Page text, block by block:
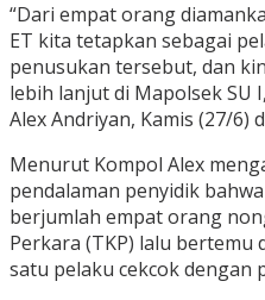
“Dari empat orang
ET kita tetapkan sebagai
penusukan tersebut, dan
lebih lanjut di Mapolsek SU
Alex Andriyan, Kamis (27/6)
Menurut Kompol Alex
pendalaman penyidik
berjumlah empat orang
Perkara (TKP) lalu bertemu
satu pelaku cekcok dengan